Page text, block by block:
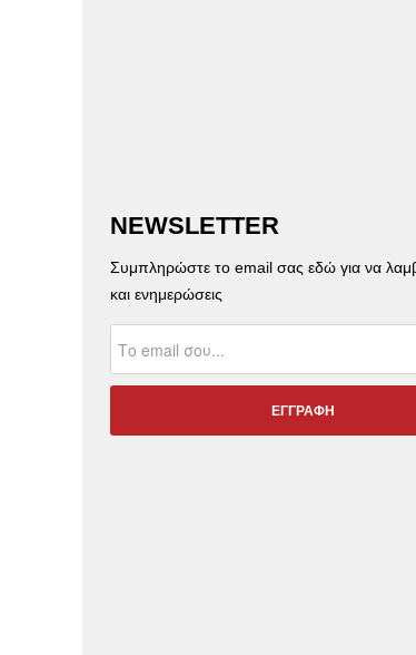
NEWSLETTER
Συμπληρώστε το email σας εδώ για να
και ενημερώσεις